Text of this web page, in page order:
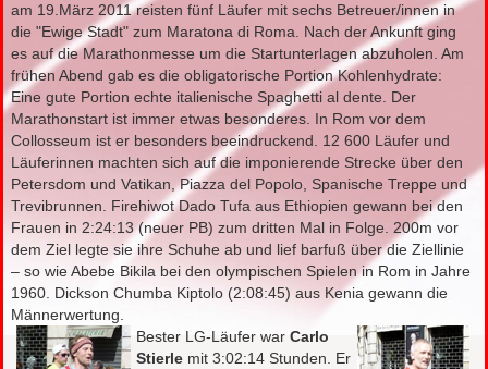
am 19.März 2011 reisten fünf Läufer mit sechs Betreuer/innen in
die "Ewige Stadt" zum Maratona di Roma. Nach der Ankunft ging
es auf die Marathonmesse um die Startunterlagen abzuholen. Am
frühen Abend gab es die obligatorische Portion Kohlenhydrate:
Eine gute Portion echte italienische Spaghetti al dente. Der
Marathonstart ist immer etwas besonderes. In Rom vor dem
Collosseum ist er besonders beeindruckend. 12 600 Läufer und
Läuferinnen machten sich auf die imponierende Strecke über den
Petersdom und Vatikan, Piazza del Popolo, Spanische Treppe und
Trevibrunnen. Firehiwot Dado Tufa aus Ethiopien gewann bei den
Frauen in 2:24:13 (neuer PB) zum dritten Mal in Folge. 200m vor
dem Ziel legte sie ihre Schuhe ab und lief barfuß über die Ziellinie
– so wie Abebe Bikila bei den olympischen Spielen in Rom in Jahre
1960. Dickson Chumba Kiptolo (2:08:45) aus Kenia gewann die
Männerwertung.
Bester LG-Läufer warCarlo
Stierle mit 3:02:14 Stunden. Er